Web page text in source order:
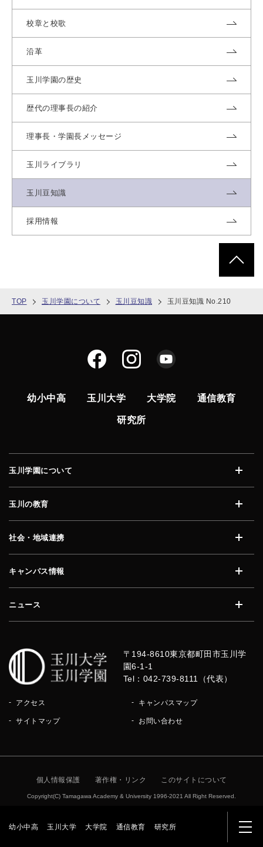
幼小中高 玉川大学 大学院 通信教育 研究所 メニ
TOP 玉川学園について 玉川豆知識 玉川豆知識 No.210
校章と校歌
沿革
玉川学園の歴史
歴代の理事長の紹介
理事長・学園長メッセージ
玉川ライブラリ
玉川豆知識
採用情報
幼小中高 玉川大学 大学院 通信教育
研究所
玉川学園について
玉川の教育
社会・地域連携
キャンパス情報
ニュース
〒194-8610東京都町田市玉川学
園6-1-1
Tel：042-739-8111（代表）
アクセス キャンパスマップ
サイトマップ お問い合わせ
個人情報保護 著作権・リンク このサイトについて
Copyright(C) Tamagawa Academy & University 1996-2021 All Right Reserved.